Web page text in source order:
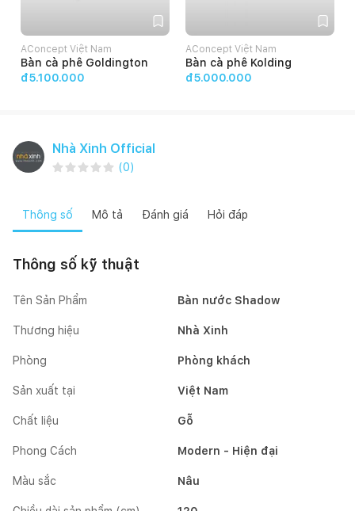
AConcept Việt Nam
Bàn cà phê Goldington
đ5.100.000
AConcept Việt Nam
Bàn cà phê Kolding
đ5.000.000
Nhà Xinh Official
(0)
Thông số Mô tả Đánh giá Hỏi đáp
Thông số kỹ thuật
Tên Sản Phẩm Bàn nước Shadow
Thương hiệu Nhà Xinh
Phòng Phòng khách
Sản xuất tại Việt Nam
Chất liệu Gỗ
Phong Cách Modern - Hiện đại
Màu sắc Nâu